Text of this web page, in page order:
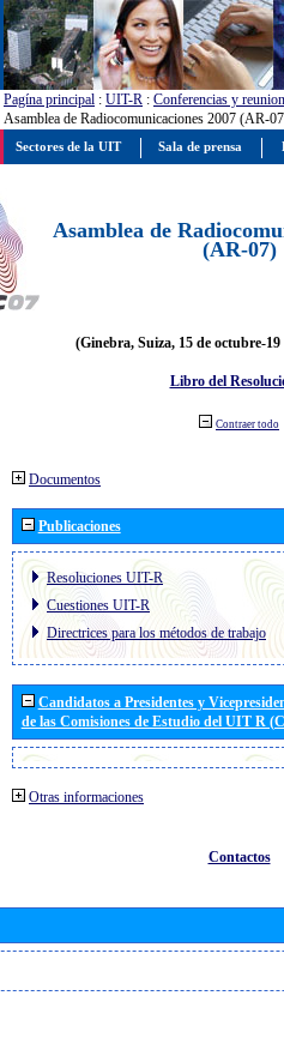
Pagína principal : UIT-R : Conferencias y
Asamblea de Radiocomunicaciones 2007 (AR-
Asamblea de
(AR-07)
(Ginebra, Suiza, 15 de octubre-19
Libro del
Contraer todo
Documentos
Publicaciones
Resoluciones UIT-R
Cuestiones UIT-R
Directrices para los métodos de trabajo
Candidatos a Presidentes y
de las Comisiones de Estudio del UIT R
Otras informaciones
Contactos
Sectores de la UIT Sala de prensa